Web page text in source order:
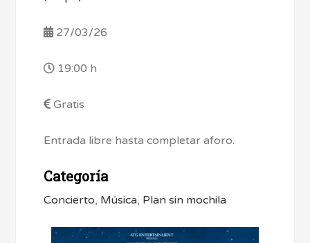
27/03/26
19:00 h
Gratis
Entrada libre hasta completar aforo.
Categoría
Concierto, Música, Plan sin mochila